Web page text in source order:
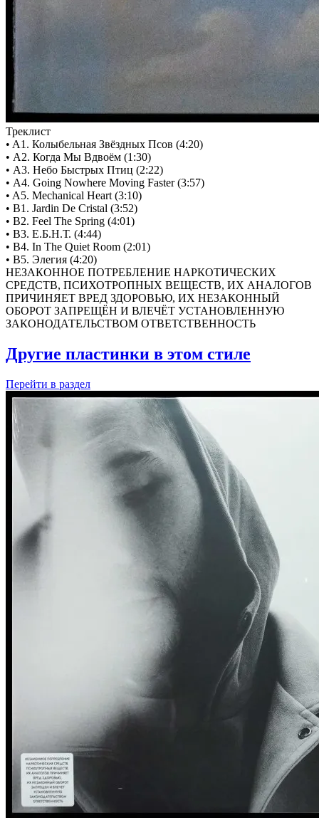
Треклист
• A1. Колыбельная Звёздных Псов (4:20)
• A2. Когда Мы Вдвоём (1:30)
• A3. Небо Быстрых Птиц (2:22)
• A4. Going Nowhere Moving Faster (3:57)
• A5. Mechanical Heart (3:10)
• B1. Jardin De Cristal (3:52)
• B2. Feel The Spring (4:01)
• B3. Е.Б.Н.Т. (4:44)
• B4. In The Quiet Room (2:01)
• B5. Элегия (4:20)
НЕЗАКОННОЕ ПОТРЕБЛЕНИЕ НАРКОТИЧЕСКИХ
СРЕДСТВ, ПСИХОТРОПНЫХ ВЕЩЕСТВ, ИХ АНАЛОГОВ
ПРИЧИНЯЕТ ВРЕД ЗДОРОВЬЮ, ИХ НЕЗАКОННЫЙ
ОБОРОТ ЗАПРЕЩЁН И ВЛЕЧЁТ УСТАНОВЛЕННУЮ
ЗАКОНОДАТЕЛЬСТВОМ ОТВЕТСТВЕННОСТЬ
Другие пластинки в этом стиле
Перейти в раздел